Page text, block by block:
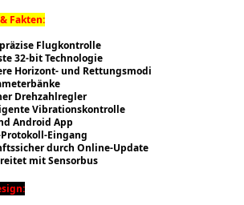
Fakten:
Flugkontrolle
32-bit Technologie
Horizont- und Rettungsmodi
Drehzahlregler
Vibrationskontrolle
Android App
Eingang
durch Online-Update
mit Sensorbus